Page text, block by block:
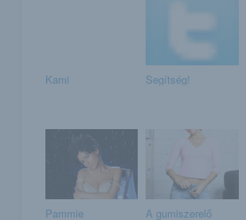
Kami Segítség!
Pammie A gumiszerelő